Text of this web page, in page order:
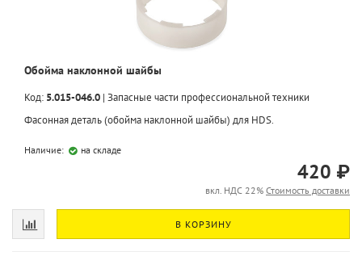
Обойма наклонной шайбы
Код: 5.015-046.0 | Запасные части профессиональной техники
Фасонная деталь (обойма наклонной шайбы) для HDS.
Наличие: на складе
420 ₽
вкл. НДС 22% Стоимость доставки
В КОРЗИНУ